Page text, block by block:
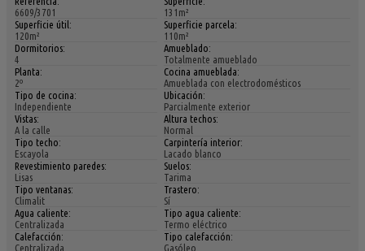
6609/3701
131m²
Superficie útil:
120m²
Superficie parcela:
110m²
Dormitorios:
4
Amueblado:
Totalmente amueblado
Planta:
2º
Cocina amueblada:
Amueblada con electrodomésticos
Tipo de cocina:
Independiente
Ubicación:
Parcialmente exterior
Vistas:
A la calle
Altura techos:
Normal
Tipo techo:
Escayola
Carpintería interior:
Lacado blanco
Revestimiento paredes:
Lisas
Suelos:
Tarima
Tipo ventanas:
Climalit
Trastero:
Sí
Agua caliente:
Centralizada
Tipo agua caliente:
Termo eléctrico
Calefacción:
Centralizada
Tipo calefacción:
Gasóleo